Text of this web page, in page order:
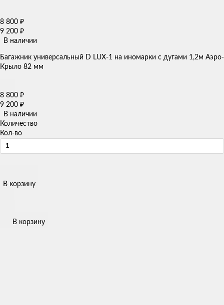
8 800 ₽
9 200 ₽
В наличии
Багажник универсальный D LUX-1 на иномарки с дугами 1,2м Аэро-
Крыло 82 мм
8 800 ₽
9 200 ₽
В наличии
Количество
Кол-во
В корзину
В корзину